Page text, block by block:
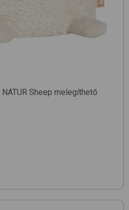
NATUR Sheep melegíthető